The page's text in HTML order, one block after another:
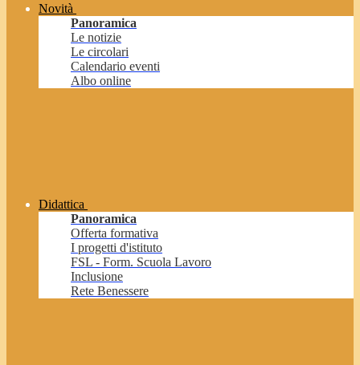
Novità
Panoramica
Le notizie
Le circolari
Calendario eventi
Albo online
Didattica
Panoramica
Offerta formativa
I progetti d'istituto
FSL - Form. Scuola Lavoro
Inclusione
Rete Benessere